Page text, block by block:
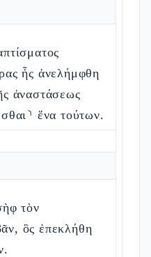
ἧς ἀνελήμφθη
ἀναστάσεως
ἕνα τούτων.
τὸν
ὃς ἐπεκλήθη